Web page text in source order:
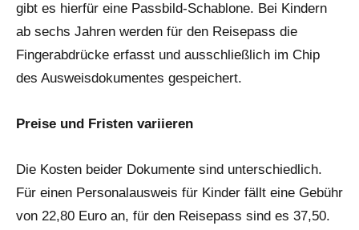
gibt es hierfür eine Passbild-Schablone. Bei Kindern
ab sechs Jahren werden für den Reisepass die
Fingerabdrücke erfasst und ausschließlich im Chip
des Ausweisdokumentes gespeichert.
Preise und Fristen variieren
Die Kosten beider Dokumente sind unterschiedlich.
Für einen Personalausweis für Kinder fällt eine Gebühr
von 22,80 Euro an, für den Reisepass sind es 37,50.